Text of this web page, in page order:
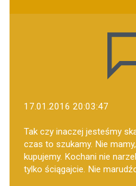
17.01.2016 20:03:47
Tak czy inaczej jesteśmy
czas to szukamy. Nie
kupujemy. Kochani nie
tylko ściągajcie. Nie